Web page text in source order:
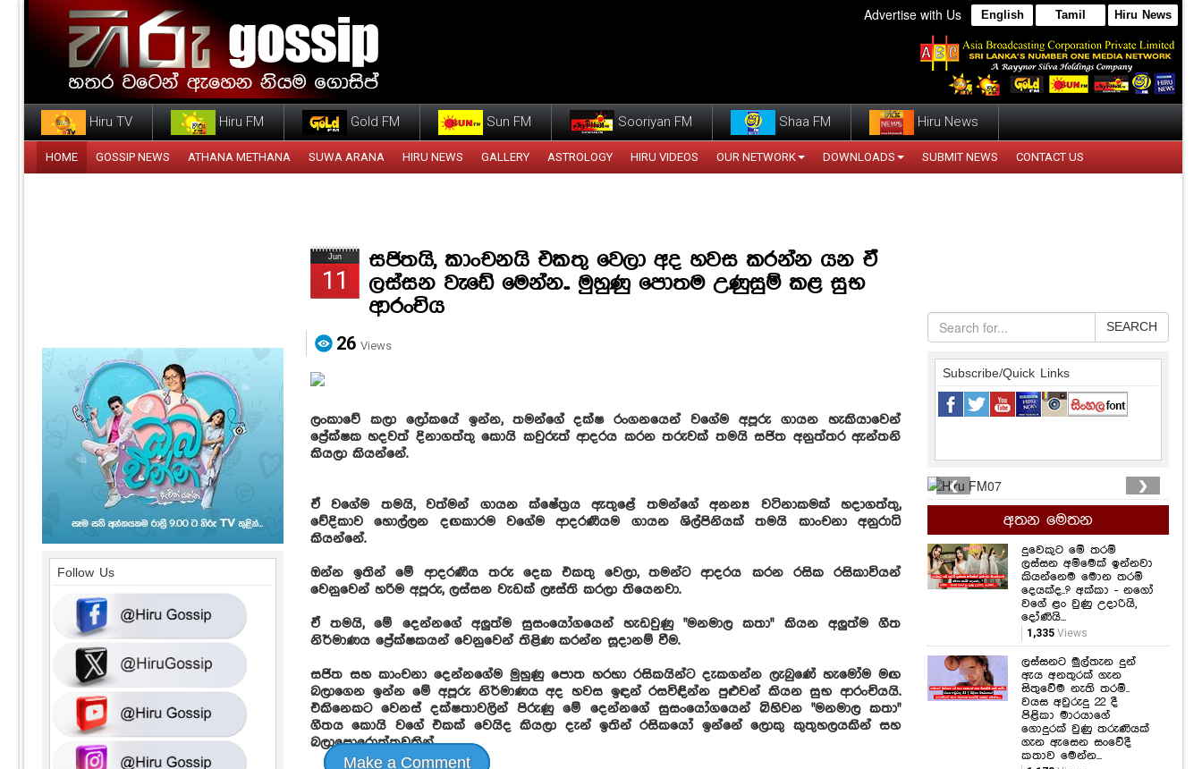
Advertise with Us English Tamil Hiru News
Hiru TV Hiru FM Gold FM Sun FM Sooriyan FM Shaa FM Hiru News
HOME GOSSIP NEWS ATHANA METHANA SUWA ARANA HIRU NEWS GALLERY ASTROLOGY HIRU VIDEOS OUR NETWORK DOWNLOADS SUBMIT NEWS CONTACT US
Jun
11
සජිතයි, කාංචනයි එකතු වෙලා අද හවස කරන්න යන ඒ
ලස්සන වැඩේ මෙන්න.. මුහුණු පොතම උණුසුම් කළ සුභ
ආරංචිය
26 Views
ලංකාවේ කලා ලෝකයේ ඉන්න, තමන්ගේ දක්ෂ රංගනයෙන් වගේම අපූරු ගායන හැකියාවෙන්
ප්‍රේක්ෂක හදවත් දිනාගත්තු කොයි කවුරුත් ආදරය කරන තරුවක් තමයි සජිත අනුත්තර ඇන්තනි
කියලා කියන්නේ.
ඒ වගේම තමයි, වත්මන් ගායන ක්ෂේත්‍රය ඇතුළේ තමන්ගේ අනන්‍ය වටිනාකමක් හදාගත්තු,
වේදිකාව හොල්ලන දඟකාරම වගේම ආදරණීයම ගායන ශිල්පිනියක් තමයි කාංචනා අනුරාධි
කියන්නේ.
ඔන්න ඉතින් මේ ආදරණීය තරු දෙක එකතු වෙලා, තමන්ට ආදරය කරන රසික රසිකාවියන්
වෙනුවෙන් හරිම අපූරු, ලස්සන වැඩක් ලෑස්ති කරලා තියෙනවා.
ඒ තමයි, මේ දෙන්නගේ අලුත්ම සුසංයෝගයෙන් හැඩවුණු "මනමාල කතා" කියන අලුත්ම ගීත
නිර්මාණය ප්‍රේක්ෂකයන් වෙනුවෙන් තිළිණ කරන්න සූදානම් වීම.
සජිත සහ කාංචනා දෙන්නගේම මුහුණු පොත හරහා රසිකයින්ට දැකගන්න ලැබුණේ හැමෝම මඟ
බලාගෙන ඉන්න මේ අපූරු නිර්මාණය අද හවස ඉඳන් රසවිඳින්න පුළුවන් කියන සුභ ආරංචියයි.
එකිනෙකට වෙනස් දක්ෂතාවලින් පිරුණු මේ දෙන්නගේ සුසංයෝගයෙන් බිහිවන "මනමාල කතා"
ගීතය කොයි වගේ එකක් වෙයිද කියලා දැන් ඉතින් රසිකයෝ ඉන්නේ ලොකු කුතුහලයකින් සහ
බලාපොරොත්තුවකින්.
Make a Comment
SEARCH
Subscribe/Quick Links
❮ ❯
අතන මෙතන
දුවෙකුට මේ තරම්
ලස්සන අම්මෙක් ඉන්නවා
කියන්නෙම මොන තරම්
දෙයක්ද..? අක්කා - නගෝ
වගේ ළං වුණු උදාරියි,
දෝණියි...
1,335 Views
ලස්සනට මුල්තැන දුන්
ඇය අනතුරක් ගැන
සිතුවේම නැති තරම්..
වයස අවුරුදු 22 දී
පිළිකා මාරයාගේ
ගොදුරක් වුණු තරුණියක්
ගැන ඇසෙන සංවේදී
කතාව මෙන්න...
Follow Us